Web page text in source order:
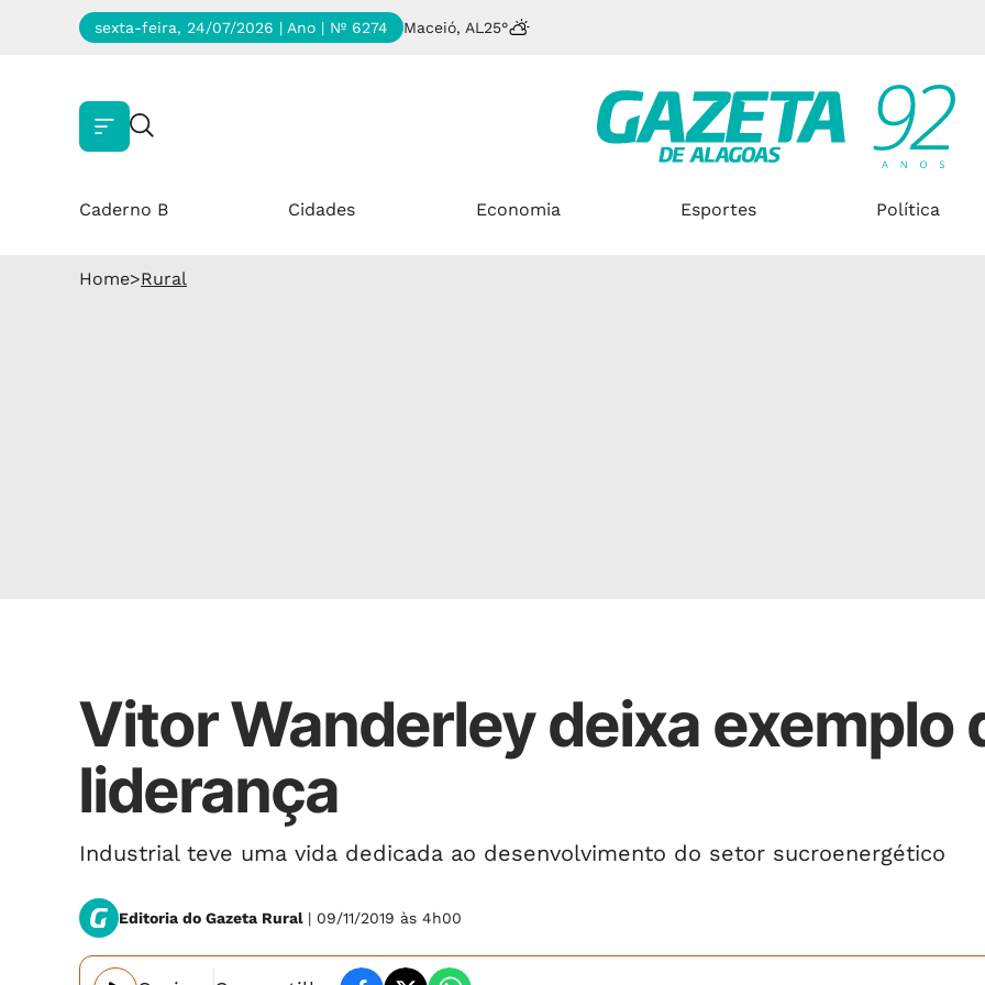
sexta-feira, 24/07/2026 | Ano | Nº 6274 Maceió, AL 25°
Caderno B Cidades Economia Esportes Política
Home>Rural
Vitor Wanderley deixa exemplo
liderança
Industrial teve uma vida dedicada ao desenvolvimento do setor sucroenergético
Editoria do Gazeta Rural | 09/11/2019 às 4h00